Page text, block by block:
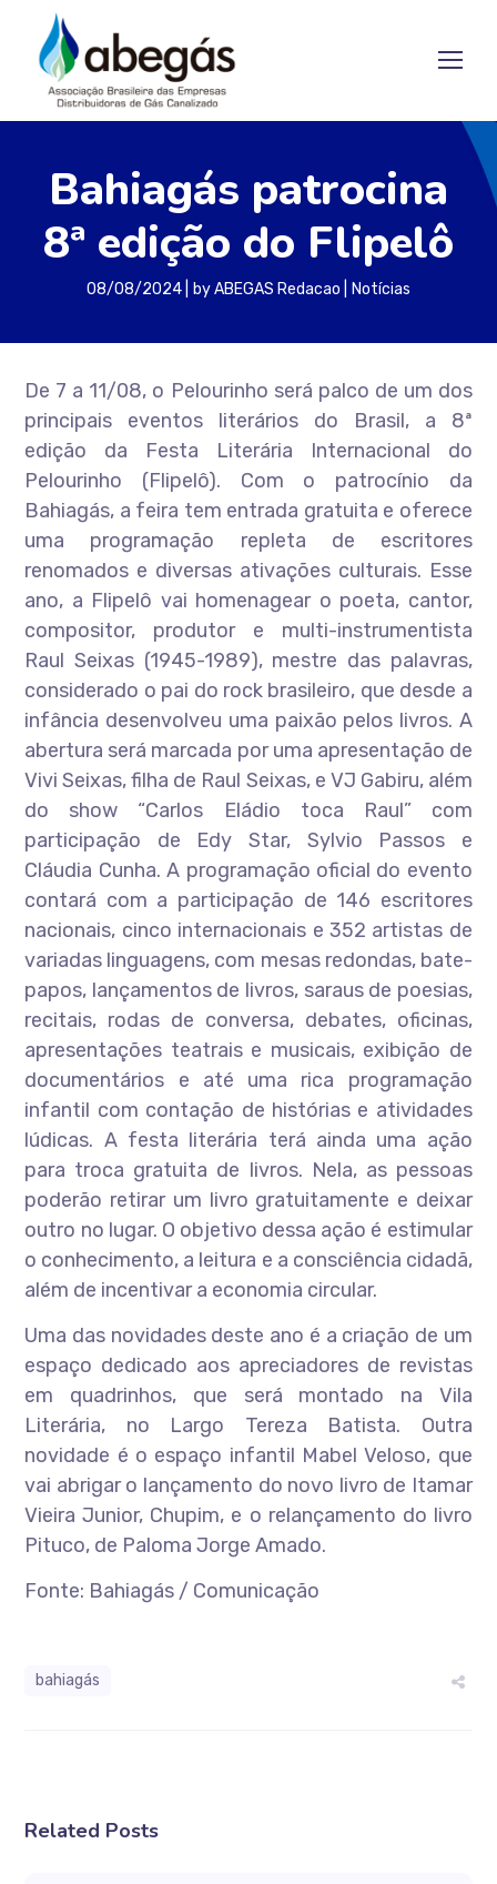
Bahiagás patrocina
8ª edição do Flipelô
08/08/2024 byABEGAS Redacao Notícias
De 7 a 11/08, o Pelourinho será palco de um dos
principais eventos literários do Brasil, a 8ª
edição da Festa Literária Internacional do
Pelourinho (Flipelô). Com o patrocínio da
Bahiagás, a feira tem entrada gratuita e oferece
uma programação repleta de escritores
renomados e diversas ativações culturais. Esse
ano, a Flipelô vai homenagear o poeta, cantor,
compositor, produtor e multi-instrumentista
Raul Seixas (1945-1989), mestre das palavras,
considerado o pai do rock brasileiro, que desde a
infância desenvolveu uma paixão pelos livros. A
abertura será marcada por uma apresentação de
Vivi Seixas, filha de Raul Seixas, e VJ Gabiru, além
do show “Carlos Eládio toca Raul” com
participação de Edy Star, Sylvio Passos e
Cláudia Cunha. A programação oficial do evento
contará com a participação de 146 escritores
nacionais, cinco internacionais e 352 artistas de
variadas linguagens, com mesas redondas, bate-
papos, lançamentos de livros, saraus de poesias,
recitais, rodas de conversa, debates, oficinas,
apresentações teatrais e musicais, exibição de
documentários e até uma rica programação
infantil com contação de histórias e atividades
lúdicas. A festa literária terá ainda uma ação
para troca gratuita de livros. Nela, as pessoas
poderão retirar um livro gratuitamente e deixar
outro no lugar. O objetivo dessa ação é estimular
o conhecimento, a leitura e a consciência cidadã,
além de incentivar a economia circular.
Uma das novidades deste ano é a criação de um
espaço dedicado aos apreciadores de revistas
em quadrinhos, que será montado na Vila
Literária, no Largo Tereza Batista. Outra
novidade é o espaço infantil Mabel Veloso, que
vai abrigar o lançamento do novo livro de Itamar
Vieira Junior, Chupim, e o relançamento do livro
Pituco, de Paloma Jorge Amado.
Fonte: Bahiagás / Comunicação
bahiagás
Related Posts